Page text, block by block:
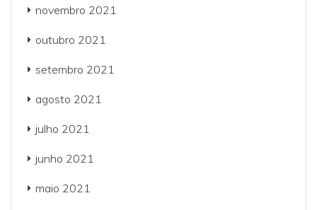
novembro 2021
outubro 2021
setembro 2021
agosto 2021
julho 2021
junho 2021
maio 2021